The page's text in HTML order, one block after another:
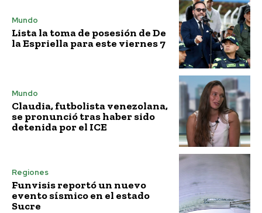
Mundo
Lista la toma de posesión de De
la Espriella para este viernes 7
Mundo
Claudia, futbolista venezolana,
se pronunció tras haber sido
detenida por el ICE
Regiones
Funvisis reportó un nuevo
evento sísmico en el estado
Sucre